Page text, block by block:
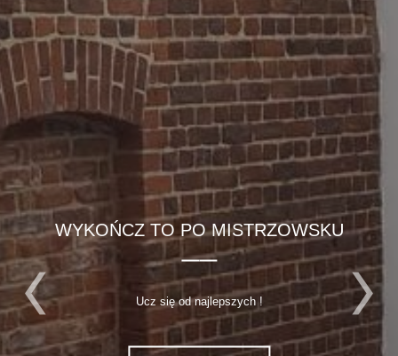
WYKOŃCZ TO PO MISTRZOWSKU
Ucz się od najlepszych !